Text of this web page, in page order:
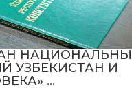
УЗБЕКИСТАН И
...